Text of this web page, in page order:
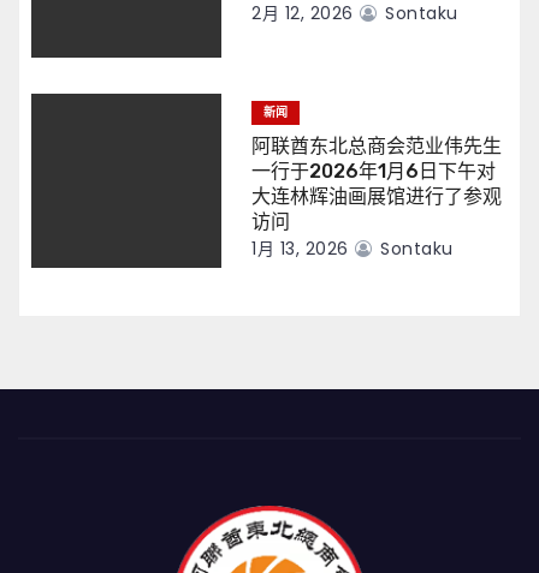
2月 12, 2026 Sontaku
新闻
阿联酋东北总商会范业伟先生
一行于2026年1月6日下午对
大连林辉油画展馆进行了参观
访问
1月 13, 2026 Sontaku